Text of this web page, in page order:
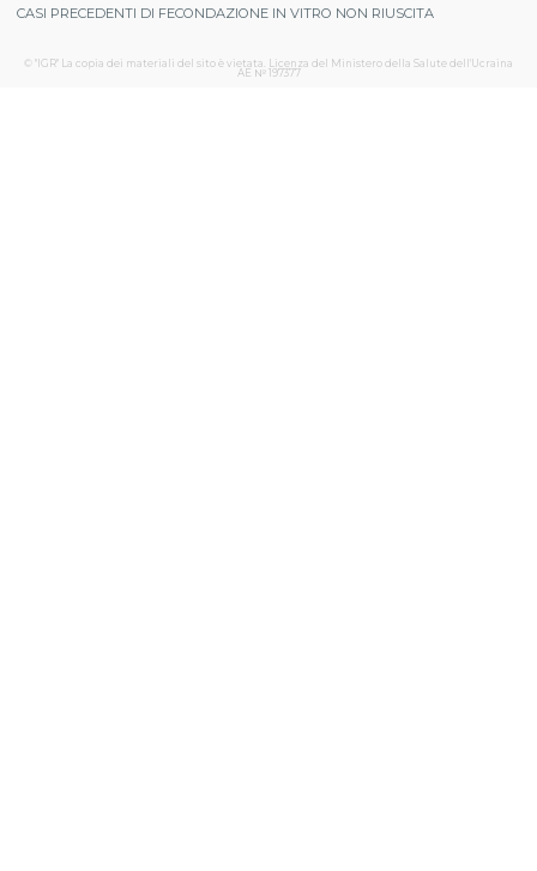
CASI PRECEDENTI DI FECONDAZIONE IN VITRO NON RIUSCITA
© "IGR" La copia dei materiali del sito è vietata. Licenza del Ministero della Salute dell'Ucraina
АЕ № 197377